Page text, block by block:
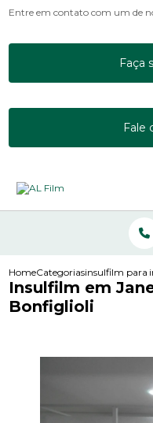
Entre em contato com um de
Faça
Fale
HomeCategoriasinsulfilm para
Insulfilm em
Bonfiglioli